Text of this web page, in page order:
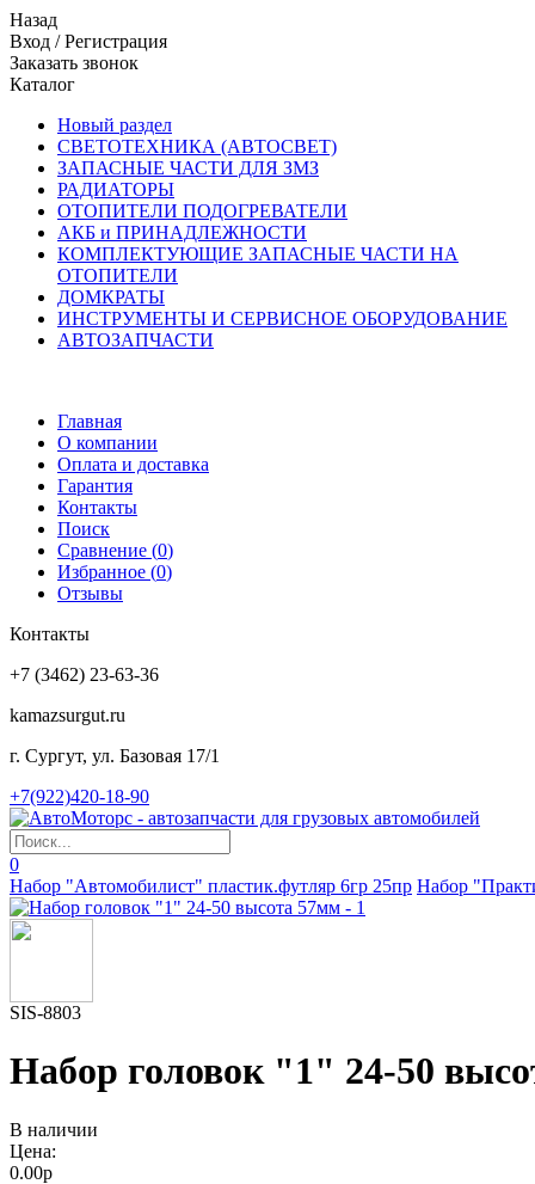
Назад
Вход /Регистрация
Заказать звонок
Каталог
Новый раздел
СВЕТОТЕХНИКА (АВТОСВЕТ)
ЗАПАСНЫЕ ЧАСТИ ДЛЯ ЗМЗ
РАДИАТОРЫ
ОТОПИТЕЛИ ПОДОГРЕВАТЕЛИ
АКБ и ПРИНАДЛЕЖНОСТИ
КОМПЛЕКТУЮЩИЕ ЗАПАСНЫЕ ЧАСТИ НА
ОТОПИТЕЛИ
ДОМКРАТЫ
ИНСТРУМЕНТЫ И СЕРВИСНОЕ ОБОРУДОВАНИЕ
АВТОЗАПЧАСТИ
Главная
О компании
Оплата и доставка
Гарантия
Контакты
Поиск
Сравнение (0)
Избранное (0)
Отзывы
Контакты
+7 (3462) 23-63-36
kamazsurgut.ru
г. Сургут, ул. Базовая 17/1
+7(922)420-18-90
0
Набор "Автомобилист" пластик.футляр 6гр 25пр Набор
SIS-8803
Набор головок "1" 24-50
В наличии
Цена:
0.00р